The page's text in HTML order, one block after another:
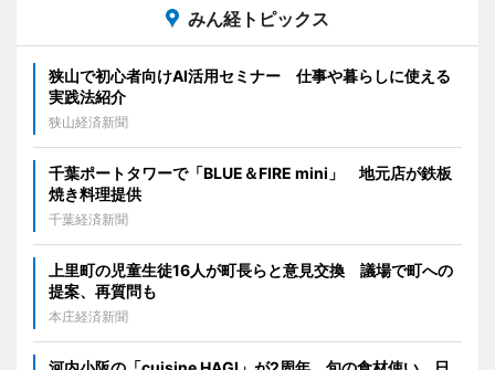
みん経トピックス
狭山で初心者向けAI活用セミナー 仕事や暮らしに使える
実践法紹介
狭山経済新聞
千葉ポートタワーで「BLUE＆FIRE mini」 地元店が鉄板
焼き料理提供
千葉経済新聞
上里町の児童生徒16人が町長らと意見交換 議場で町への
提案、再質問も
本庄経済新聞